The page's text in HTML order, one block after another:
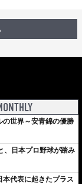
の世界～安青錦の優勝
、日本プロ野球が踏み
本代表に起きたプラス